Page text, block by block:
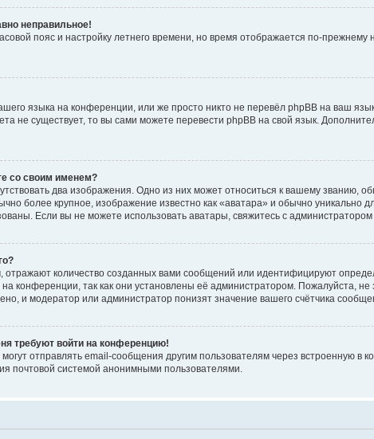
неправильное!
пояс и настройку летнего времени, но время отображается по-
языка на конференции, или же просто никто не перевёл phpBB на ваш
не существует, то вы сами можете перевести phpBB на свой язык.
со своим именем?
два изображения. Одно из них может относиться к вашему званию,
более крупное, изображение известно как «аватара» и обычно уникально
Если вы не можете использовать аватары, свяжитесь с
количество созданных вами сообщений или идентифицируют
конференции, так как они установлены её администратором. Пожалуйста,
и модератор или администратор понизят значение вашего счётчика
требуют войти на конференцию!
отправлять email-сообщения другим пользователям через встроенную
почтовой системой анонимными пользователями.